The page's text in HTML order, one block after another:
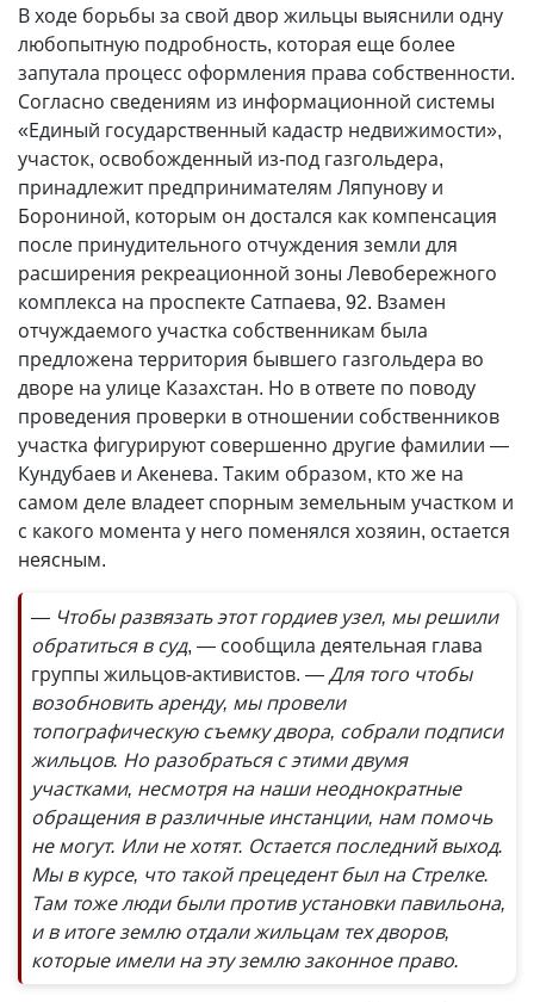
В ходе борьбы за свой двор жильцы выяснили одну
любопытную подробность, которая еще более
запутала процесс оформления права собственности.
Согласно сведениям из информационной системы
«Единый государственный кадастр недвижимости»,
участок, освобожденный из-под газгольдера,
принадлежит предпринимателям Ляпунову и
Борониной, которым он достался как компенсация
после принудительного отчуждения земли для
расширения рекреационной зоны Левобережного
комплекса на проспекте Сатпаева, 92. Взамен
отчуждаемого участка собственникам была
предложена территория бывшего газгольдера во
дворе на улице Казахстан. Но в ответе по поводу
проведения проверки в отношении собственников
участка фигурируют совершенно другие фамилии —
Кундубаев и Акенева. Таким образом, кто же на
самом деле владеет спорным земельным участком и
с какого момента у него поменялся хозяин, остается
неясным.
— Чтобы развязать этот гордиев узел, мы решили
обратиться в суд, — сообщила деятельная глава
группы жильцов-активистов. — Для того чтобы
возобновить аренду, мы провели
топографическую съемку двора, собрали подписи
жильцов. Но разобраться с этими двумя
участками, несмотря на наши неоднократные
обращения в различные инстанции, нам помочь
не могут. Или не хотят. Остается последний выход.
Мы в курсе, что такой прецедент был на Стрелке.
Там тоже люди были против установки павильона,
и в итоге землю отдали жильцам тех дворов,
которые имели на эту землю законное право.